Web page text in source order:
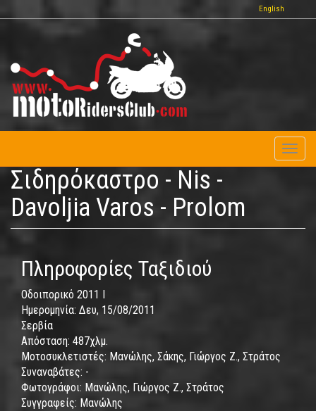
προς
περιεχόμενο
English
Σιδηρόκαστρο - Nis -
Davoljia Varos - Prolom
Πληροφορίες Ταξιδιού
Οδοιπορικό 2011 I
Ημερομηνία: Δευ, 15/08/2011
Σερβία
Απόσταση: 487χλμ.
Μοτοσυκλετιστές: Μανώλης, Σάκης, Γιώργος Ζ., Στράτος
Συναναβάτες: -
Φωτογράφοι: Μανώλης, Γιώργος Ζ., Στράτος
Συγγραφείς: Μανώλης